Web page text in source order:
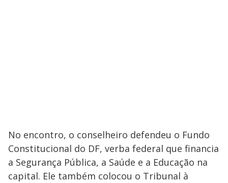
No encontro, o conselheiro defendeu o Fundo
Constitucional do DF, verba federal que financia
a Segurança Pública, a Saúde e a Educação na
capital. Ele também colocou o Tribunal à